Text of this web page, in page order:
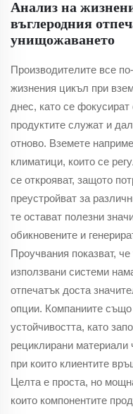
Анализ на
въглеродния
унищожаването
Производителите все
жизнения цикъл при
днес, като се
продуктите служат и
отново. Вземете
климатици, които се
се открояват, защото
преустройват за
те остават полезни
обикновените и
Проучвания показват,
използвани системи
отпечатък доста
опции. Компаниите също
устойчивостта, като
рециклирани материали
при които клиентите
Целта е проста, но
които компонентите